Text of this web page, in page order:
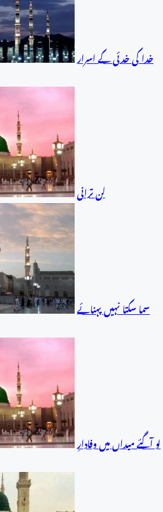
خدا کی خدئی کے اسرار
لن ترانی
سما سکتا نہیں پہنائے
لو آگئے میداں میں وفادارِ